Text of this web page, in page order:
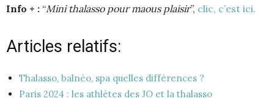
Info + : “Mini thalasso pour maous plaisir”, clic, c’est ici.
Articles relatifs:
Thalasso, balnéo, spa quelles différences ?
Paris 2024 : les athlètes des JO et la thalasso